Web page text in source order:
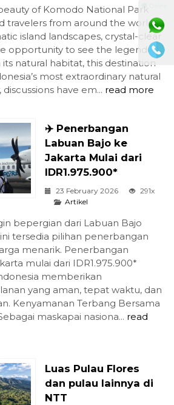
of Komodo National Park
travelers from around the world.
island landscapes, crystal-clear
opportunity to see the legendary
natural habitat, this destination
most extraordinary natural
have em... read more
✈️ Penerbangan
Labuan Bajo ke
Jakarta Mulai dari
IDR1.975.900*
23 February 2026
291x
Artikel
bepergian dari Labuan Bajo
tersedia pilihan penerbangan
menarik. Penerbangan
mulai dari IDR1.975.900*
memberikan
yang aman, tepat waktu, dan
Kenyamanan Terbang Bersama
maskapai nasiona... read
Luas Pulau Flores
dan pulau lainnya di
NTT